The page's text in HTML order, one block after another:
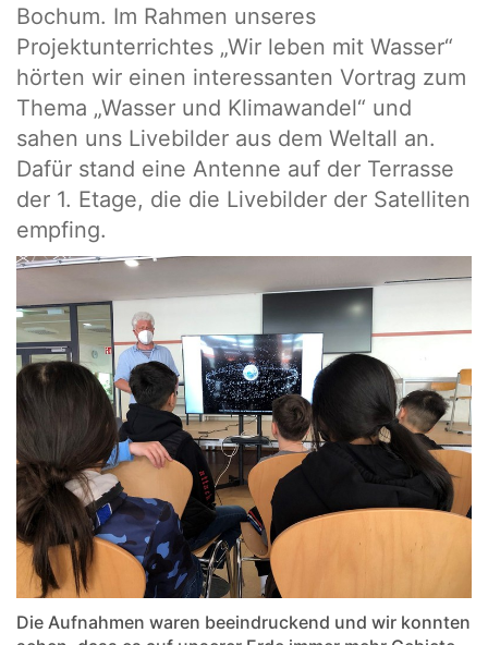
Bochum. Im Rahmen unseres
Projektunterrichtes „Wir leben mit Wasser“
hörten wir einen interessanten Vortrag zum
Thema „Wasser und Klimawandel“ und
sahen uns Livebilder aus dem Weltall an.
Dafür stand eine Antenne auf der Terrasse
der 1. Etage, die die Livebilder der Satelliten
empfing.
Die Aufnahmen waren beeindruckend und wir konnten